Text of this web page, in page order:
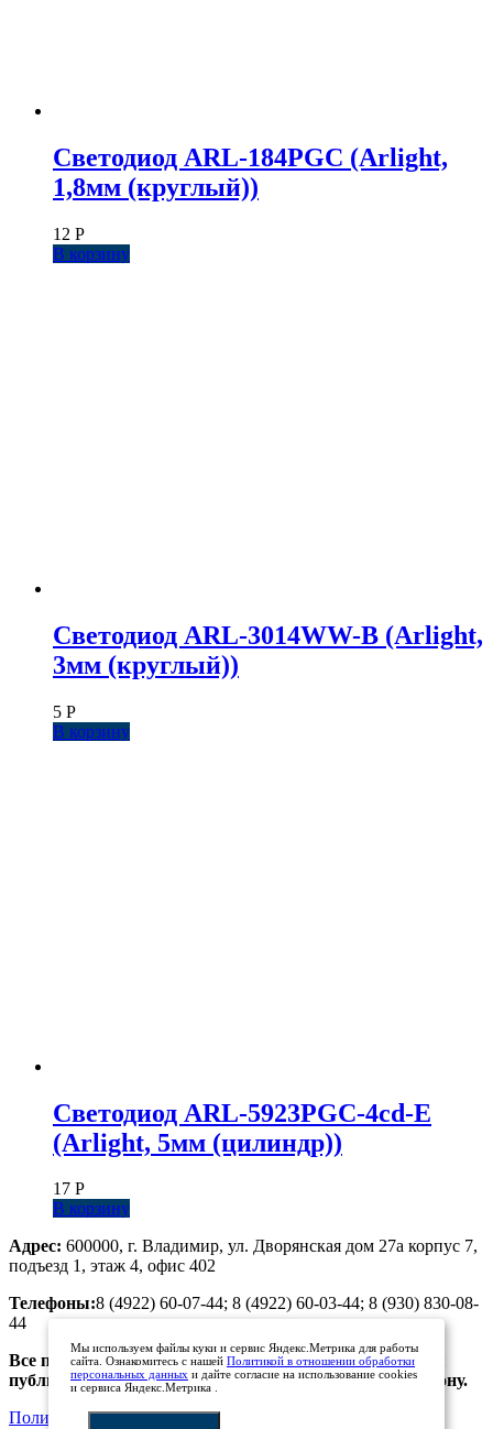
Светодиод ARL-184PGC (Arlight,
1,8мм (круглый))
12 Р
В корзину
Светодиод ARL-3014WW-B (Arlight,
3мм (круглый))
5 Р
В корзину
Светодиод ARL-5923PGC-4cd-E
(Arlight, 5мм (цилиндр))
17 Р
В корзину
Адрес: 600000, г. Владимир, ул. Дворянская дом 27а корпус 7,
подъезд 1, этаж 4, офис 402
Телефоны:8 (4922) 60-07-44; 8 (4922) 60-03-44; 8 (930) 830-08-
44
Все предложения, размещенные на сайте, не являются
публичной офертой. Просьба уточнять цены по телефону.
Политика обработки персональных данных
Мы используем файлы куки и сервис Яндекс.Метрика для работы
сайта. Ознакомитесь с нашей Политикой в отношении обработки
персональных данных и дайте согласие на использование cookies
и сервиса Яндекс.Метрика .